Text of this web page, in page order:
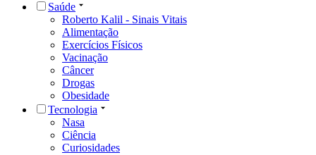
Saúde
Roberto Kalil - Sinais Vitais
Alimentação
Exercícios Físicos
Vacinação
Câncer
Drogas
Obesidade
Tecnologia
Nasa
Ciência
Curiosidades